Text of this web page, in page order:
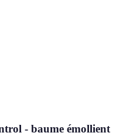
- baume émollient